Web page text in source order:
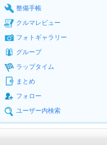
整備手帳
クルマレビュー
フォトギャラリー
グループ
ラップタイム
まとめ
フォロー
ユーザー内検索